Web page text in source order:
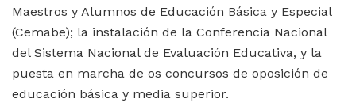
Maestros y Alumnos de Educación Básica y Especial
(Cemabe); la instalación de la Conferencia Nacional
del Sistema Nacional de Evaluación Educativa, y la
puesta en marcha de os concursos de oposición de
educación básica y media superior.